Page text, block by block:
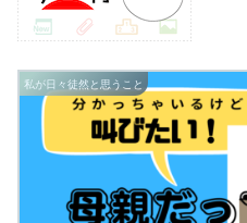
私が日々徒然と思うこと